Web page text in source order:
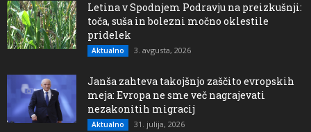
Letina v Spodnjem Podravju na preizkušnji:
toča, suša in bolezni močno oklestile
pridelek
Aktualno 3. avgusta, 2026
Janša zahteva takojšnjo zaščito evropskih
meja: Evropa ne sme več nagrajevati
nezakonitih migracij
Aktualno 31. julija, 2026